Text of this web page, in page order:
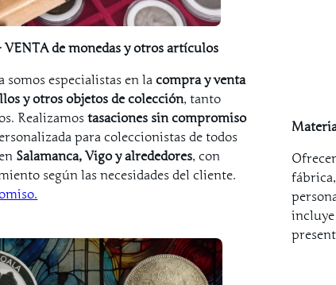
VENTA de monedas y otros artículos
somos especialistas en lacompra y venta
y otros objetos de colección, tanto
Realizamostasaciones sin compromiso
para coleccionistas de todos
Salamanca, Vigo y alrededores, con
según las necesidades del cliente.
incluye